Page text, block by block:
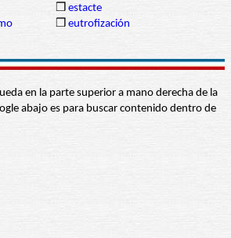
❒ estacte
❒ eutrofización
en la parte superior a mano derecha de la
abajo es para buscar contenido dentro de